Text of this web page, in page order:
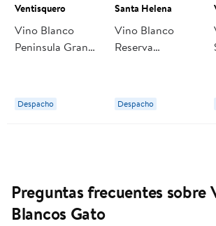
Ventisquero
Vino Blanco
Peninsula Gran
Botella 750 ml
Ventisquero
Despacho
Santa Helena
Vino Blanco
Reserva
cc Santa Helena
Despacho
Preguntas frecuentes sobre
Blancos Gato